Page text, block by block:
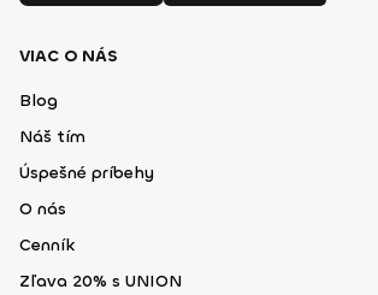
VIAC O NÁS
Blog
Náš tím
Úspešné príbehy
O nás
Cenník
Zľava 20% s UNION